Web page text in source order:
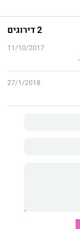
בראש ובראשונה
שבוחרת לשכב
כלל מקבלות רק
הראשיים,
סטרייט, חתיך
לבין תהומות
אך גם
2 דירוגים
11/10/2017
27/1/2018